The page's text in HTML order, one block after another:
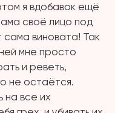
я вдобавок ещё
своё лицо под
сама виновата! Так
мне просто
и реветь,
не остаётся.
на все их